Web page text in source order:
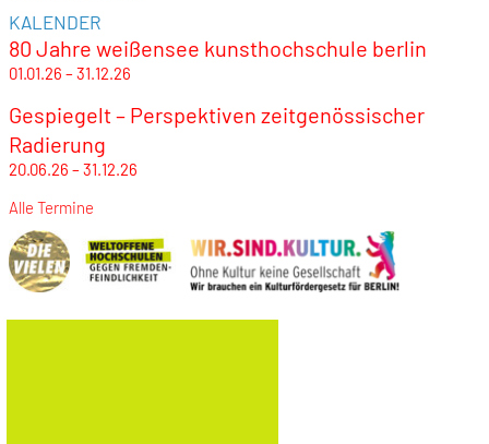
KALENDER
80 Jahre weißensee kunsthochschule berlin
01.01.26 – 31.12.26
Gespiegelt – Perspektiven zeitgenössischer
Radierung
20.06.26 – 31.12.26
Alle Termine